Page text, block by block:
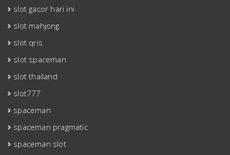
slot gacor hari ini
slot mahjong
slot qris
slot spaceman
slot thailand
slot777
spaceman
spaceman pragmatic
spaceman slot